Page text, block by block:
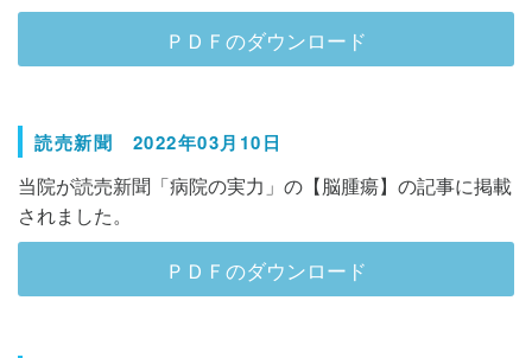
ＰＤＦのダウンロード
読売新聞 2022年03月10日
当院が読売新聞「病院の実力」の【脳腫瘍】の記事に掲載
されました。
ＰＤＦのダウンロード